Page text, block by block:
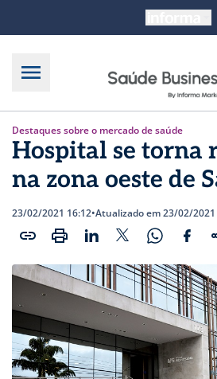
Destaques sobre o mercado de saúde
Hospital se torna
na zona oeste de
23/02/2021 16:12•Atualizado em 23/02/2021